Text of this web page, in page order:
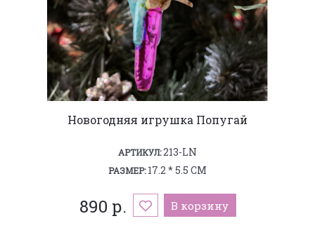
Новогодняя игрушка Попугай
АРТИКУЛ:213-LN
РАЗМЕР:17.2 * 5.5 СМ
890 р. В корзину